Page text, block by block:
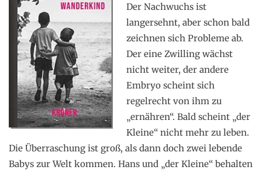
Der Nachwuchs ist
langersehnt, aber schon bald
zeichnen sich Probleme ab.
Der eine Zwilling wächst
nicht weiter, der andere
Embryo scheint sich
regelrecht von ihm zu
„ernähren“. Bald scheint „der
Kleine“ nicht mehr zu leben.
Die Überraschung ist groß, als dann doch zwei lebende
Babys zur Welt kommen. Hans und „der Kleine“ behalten